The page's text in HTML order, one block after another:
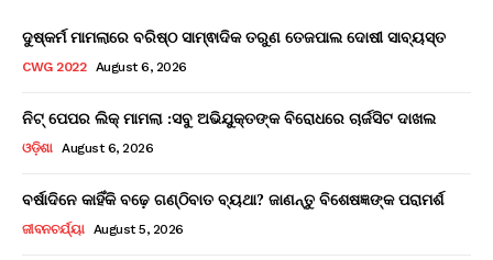
ଦୁଷ୍କର୍ମ ମାମଲାରେ ବରିଷ୍ଠ ସାମ୍ଵାଦିକ ତରୁଣ ତେଜପାଲ ଦୋଷୀ ସାବ୍ୟସ୍ତ
CWG 2022 August 6, 2026
ନିଟ୍ ପେପର ଲିକ୍ ମାମଲା :ସବୁ ଅଭିଯୁକ୍ତଙ୍କ ବିରୋଧରେ ଚାର୍ଜସିଟ ଦାଖଲ
ଓଡ଼ିଶା August 6, 2026
ବର୍ଷାଦିନେ କାହିଁକି ବଢ଼େ ଗଣ୍ଠିବାତ ବ୍ୟଥା? ଜାଣନ୍ତୁ ବିଶେଷଜ୍ଞଙ୍କ ପରାମର୍ଶ
ଜୀବନଚର୍ଯ୍ୟା August 5, 2026